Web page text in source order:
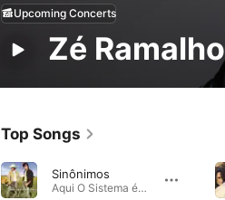
Zé Ramalho
Upcoming Concerts
Top Songs
Sinônimos
Aqui O Sistema é Bruto · 2004